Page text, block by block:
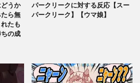
うか
ら無
たも
の成
パークリークに対する反応【スー
パークリーク】【ウマ娘】